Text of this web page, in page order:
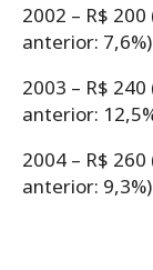
2002 – R$
anterior: 7,6%)
2003 – R$
anterior:
2004 – R$
anterior: 9,3%)